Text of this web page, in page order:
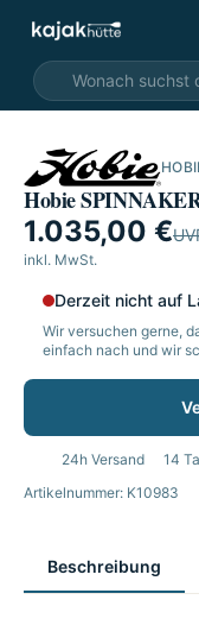
SALE
Hobie
1.035,00 €
inkl. MwSt.
Derzeit nicht auf
Wir versuchen gerne,
einfach nach und wir
24h Versand 14
Artikelnummer: K10983
Beschreibung